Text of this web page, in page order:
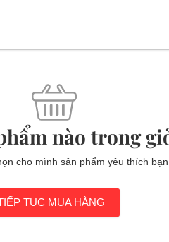
nào trong
cho mình sản phẩm yêu thích
TỤC MUA HÀNG